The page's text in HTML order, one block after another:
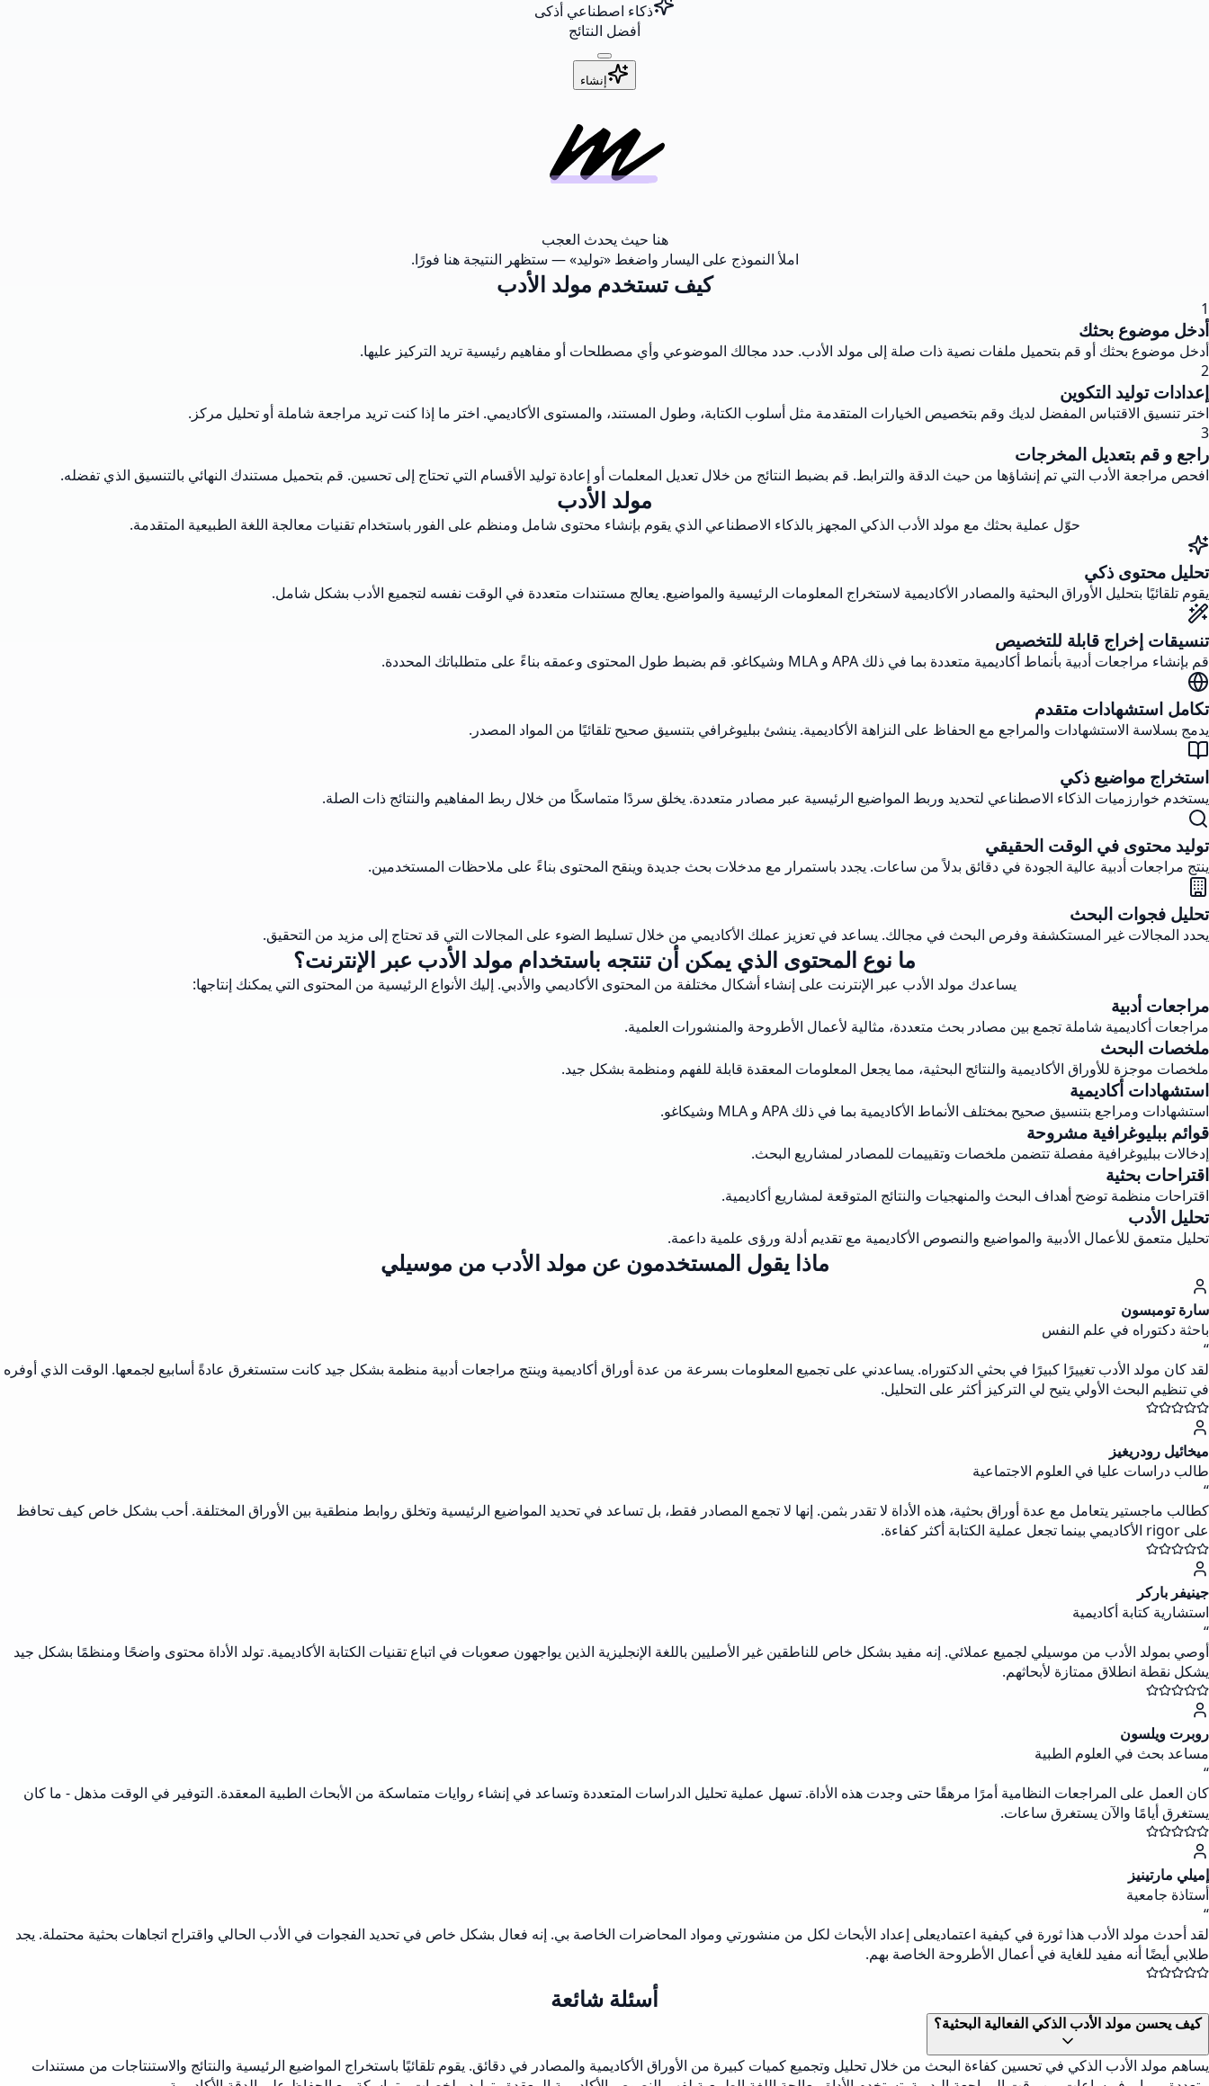
ذكاء اصطناعي أذكى
أفضل النتائج
إنشاء
هنا حيث يحدث العجب
املأ النموذج على اليسار واضغط «توليد» — ستظهر النتيجة هنا فورًا.
كيف تستخدم مولد الأدب
1
أدخل موضوع بحثك
أدخل موضوع بحثك أو قم بتحميل ملفات نصية ذات صلة إلى مولد الأدب. حدد مجالك الموضوعي وأي مصطلحات أو مفاهيم رئيسية تريد التركيز عليها.
2
إعدادات توليد التكوين
اختر تنسيق الاقتباس المفضل لديك وقم بتخصيص الخيارات المتقدمة مثل أسلوب الكتابة، وطول المستند، والمستوى الأكاديمي. اختر ما إذا كنت تريد مراجعة شاملة أو تحليل مركز.
3
راجع و قم بتعديل المخرجات
افحص مراجعة الأدب التي تم إنشاؤها من حيث الدقة والترابط. قم بضبط النتائج من خلال تعديل المعلمات أو إعادة توليد الأقسام التي تحتاج إلى تحسين. قم بتحميل مستندك النهائي بالتنسيق الذي تفضله.
مولد الأدب
حوّل عملية بحثك مع مولد الأدب الذكي المجهز بالذكاء الاصطناعي الذي يقوم بإنشاء محتوى شامل ومنظم على الفور باستخدام تقنيات معالجة اللغة الطبيعية المتقدمة.
تحليل محتوى ذكي
يقوم تلقائيًا بتحليل الأوراق البحثية والمصادر الأكاديمية لاستخراج المعلومات الرئيسية والمواضيع. يعالج مستندات متعددة في الوقت نفسه لتجميع الأدب بشكل شامل.
تنسيقات إخراج قابلة للتخصيص
قم بإنشاء مراجعات أدبية بأنماط أكاديمية متعددة بما في ذلك APA و MLA وشيكاغو. قم بضبط طول المحتوى وعمقه بناءً على متطلباتك المحددة.
تكامل استشهادات متقدم
يدمج بسلاسة الاستشهادات والمراجع مع الحفاظ على النزاهة الأكاديمية. ينشئ ببليوغرافي بتنسيق صحيح تلقائيًا من المواد المصدر.
استخراج مواضيع ذكي
يستخدم خوارزميات الذكاء الاصطناعي لتحديد وربط المواضيع الرئيسية عبر مصادر متعددة. يخلق سردًا متماسكًا من خلال ربط المفاهيم والنتائج ذات الصلة.
توليد محتوى في الوقت الحقيقي
ينتج مراجعات أدبية عالية الجودة في دقائق بدلاً من ساعات. يجدد باستمرار مع مدخلات بحث جديدة وينقح المحتوى بناءً على ملاحظات المستخدمين.
تحليل فجوات البحث
يحدد المجالات غير المستكشفة وفرص البحث في مجالك. يساعد في تعزيز عملك الأكاديمي من خلال تسليط الضوء على المجالات التي قد تحتاج إلى مزيد من التحقيق.
ما نوع المحتوى الذي يمكن أن تنتجه باستخدام مولد الأدب عبر الإنترنت؟
يساعدك مولد الأدب عبر الإنترنت على إنشاء أشكال مختلفة من المحتوى الأكاديمي والأدبي. إليك الأنواع الرئيسية من المحتوى التي يمكنك إنتاجها:
مراجعات أدبية
مراجعات أكاديمية شاملة تجمع بين مصادر بحث متعددة، مثالية لأعمال الأطروحة والمنشورات العلمية.
ملخصات البحث
ملخصات موجزة للأوراق الأكاديمية والنتائج البحثية، مما يجعل المعلومات المعقدة قابلة للفهم ومنظمة بشكل جيد.
استشهادات أكاديمية
استشهادات ومراجع بتنسيق صحيح بمختلف الأنماط الأكاديمية بما في ذلك APA و MLA وشيكاغو.
قوائم ببليوغرافية مشروحة
إدخالات ببليوغرافية مفصلة تتضمن ملخصات وتقييمات للمصادر لمشاريع البحث.
اقتراحات بحثية
اقتراحات منظمة توضح أهداف البحث والمنهجيات والنتائج المتوقعة لمشاريع أكاديمية.
تحليل الأدب
تحليل متعمق للأعمال الأدبية والمواضيع والنصوص الأكاديمية مع تقديم أدلة ورؤى علمية داعمة.
ماذا يقول المستخدمون عن مولد الأدب من موسيلي
سارة تومبسون
باحثة دكتوراه في علم النفس
“
لقد كان مولد الأدب تغييرًا كبيرًا في بحثي الدكتوراه. يساعدني على تجميع المعلومات بسرعة من عدة أوراق أكاديمية وينتج مراجعات أدبية منظمة بشكل جيد كانت ستستغرق عادةً أسابيع لجمعها. الوقت الذي أوفره
في تنظيم البحث الأولي يتيح لي التركيز أكثر على التحليل.
ميخائيل رودريغيز
طالب دراسات عليا في العلوم الاجتماعية
“
كطالب ماجستير يتعامل مع عدة أوراق بحثية، هذه الأداة لا تقدر بثمن. إنها لا تجمع المصادر فقط، بل تساعد في تحديد المواضيع الرئيسية وتخلق روابط منطقية بين الأوراق المختلفة. أحب بشكل خاص كيف تحافظ
على rigor الأكاديمي بينما تجعل عملية الكتابة أكثر كفاءة.
جينيفر باركر
استشارية كتابة أكاديمية
“
أوصي بمولد الأدب من موسيلي لجميع عملائي. إنه مفيد بشكل خاص للناطقين غير الأصليين باللغة الإنجليزية الذين يواجهون صعوبات في اتباع تقنيات الكتابة الأكاديمية. تولد الأداة محتوى واضحًا ومنظمًا بشكل جيد
يشكل نقطة انطلاق ممتازة لأبحاثهم.
روبرت ويلسون
مساعد بحث في العلوم الطبية
“
كان العمل على المراجعات النظامية أمرًا مرهقًا حتى وجدت هذه الأداة. تسهل عملية تحليل الدراسات المتعددة وتساعد في إنشاء روايات متماسكة من الأبحاث الطبية المعقدة. التوفير في الوقت مذهل - ما كان
يستغرق أيامًا والآن يستغرق ساعات.
إميلي مارتينيز
أستاذة جامعية
“
لقد أحدث مولد الأدب هذا ثورة في كيفية اعتماديعلى إعداد الأبحاث لكل من منشورتي ومواد المحاضرات الخاصة بي. إنه فعال بشكل خاص في تحديد الفجوات في الأدب الحالي واقتراح اتجاهات بحثية محتملة. يجد
طلابي أيضًا أنه مفيد للغاية في أعمال الأطروحة الخاصة بهم.
أسئلة شائعة
كيف يحسن مولد الأدب الذكي الفعالية البحثية؟
يساهم مولد الأدب الذكي في تحسين كفاءة البحث من خلال تحليل وتجميع كميات كبيرة من الأوراق الأكاديمية والمصادر في دقائق. يقوم تلقائيًا باستخراج المواضيع الرئيسية والنتائج والاستنتاجات من مستندات